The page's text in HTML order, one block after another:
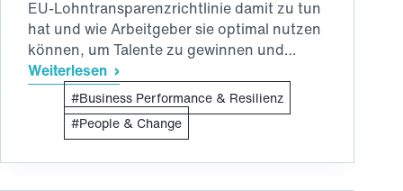
EU-Lohntransparenzrichtlinie damit zu tun
hat und wie Arbeitgeber sie optimal nutzen
können, um Talente zu gewinnen und…
Weiterlesen
EU-
Lohntransparenzrichtlinie?
Klingt
kompliziert,
lässt
Business Performance & Resilienz
People & Change